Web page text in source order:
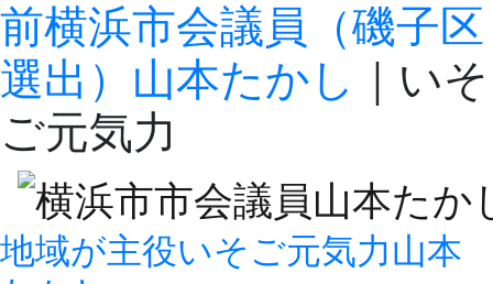
前横浜市会議員（磯子区
選出）山本たかし ｜いそ
ご元気力
地域が主役いそご元気力山本